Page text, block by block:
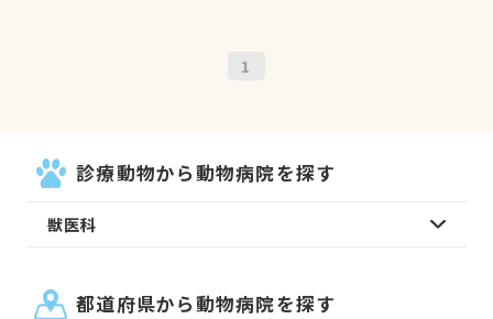
1
診療動物から動物病院を探す
獣医科
都道府県から動物病院を探す